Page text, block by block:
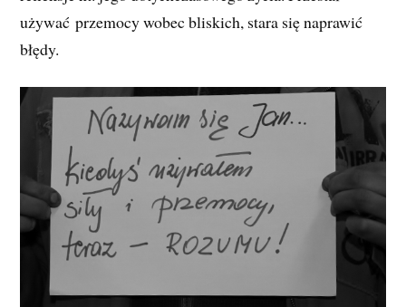
używać przemocy wobec bliskich, stara się naprawić
błędy.